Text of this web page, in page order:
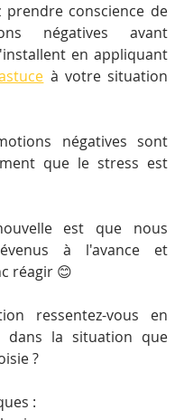
prendre conscience de
négatives avant
à votre situation
négatives sont
que le stress est
est que nous
à l'avance et
réagir 😊
ressentez-vous en
dans la situation que
?
: